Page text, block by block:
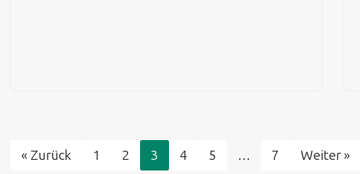
« Zurück 1 2 3 4 5 … 7 Weiter »